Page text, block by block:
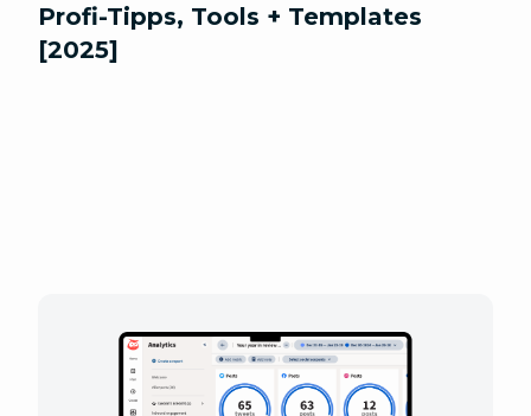
Profi-Tipps, Tools + Templates
[2025]